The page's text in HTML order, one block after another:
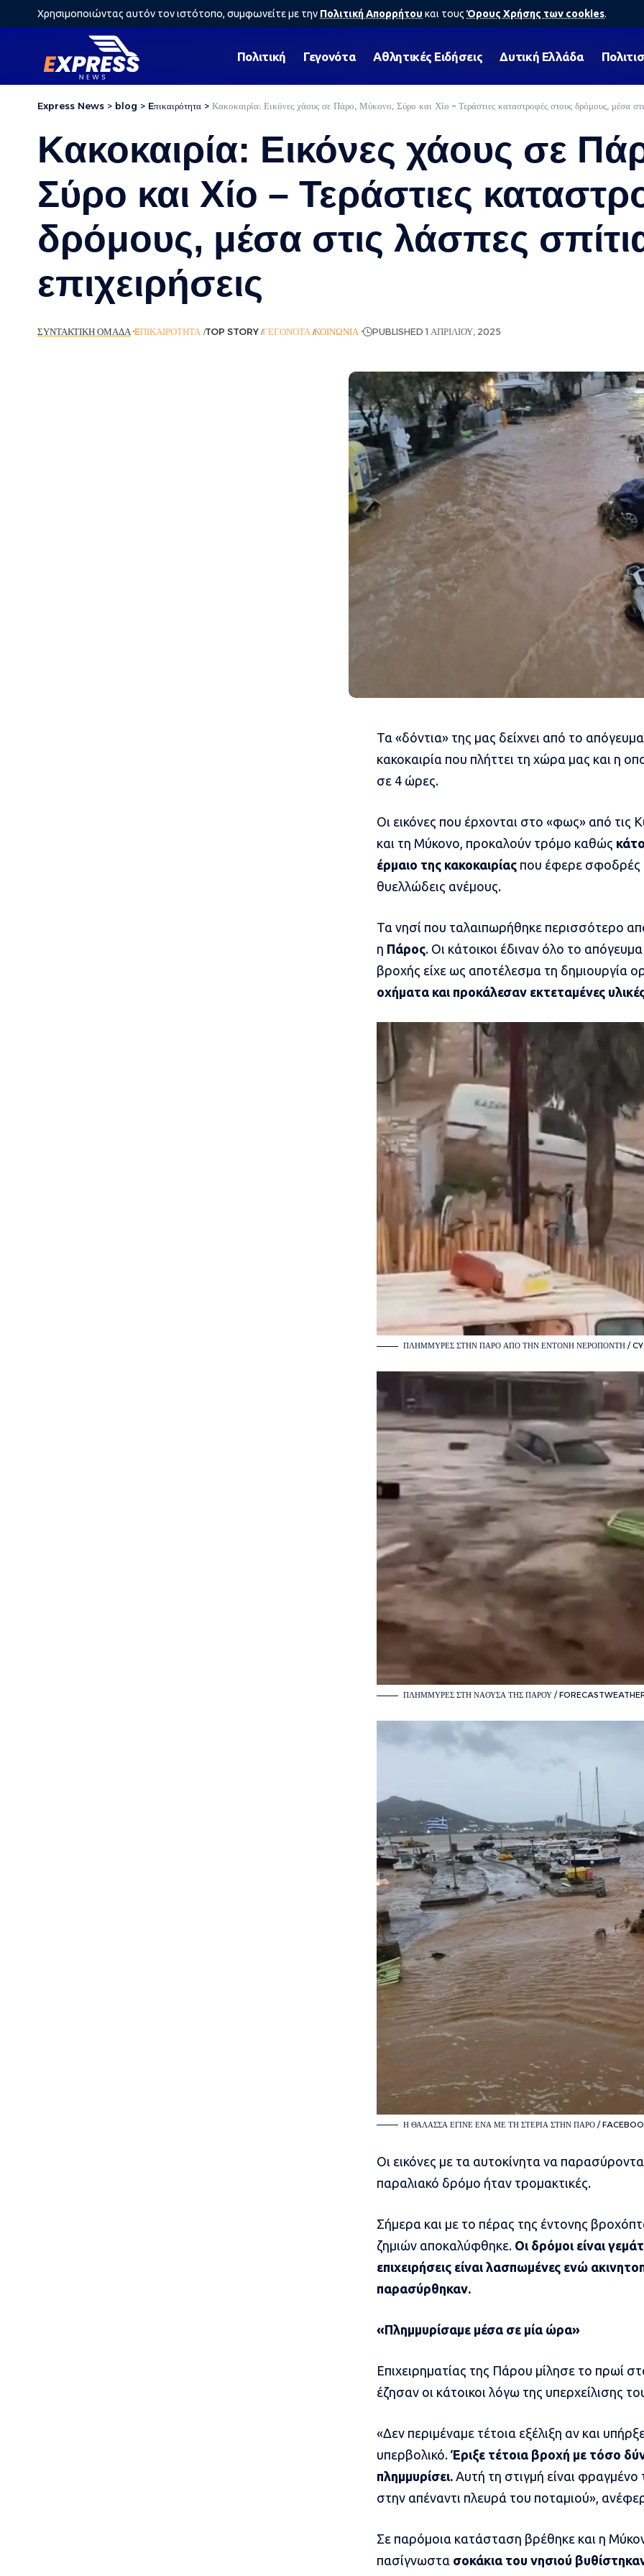
Χρησιμοποιώντας αυτόν τον ιστότοπο, συμφωνείτε με την Πολιτική Απορρήτου και τους Όρους Χρήσης των cookies.
Πολιτική Γεγονότα Αθλητικές Ειδήσεις Δυτική Ελλάδα
Express News > blog > Eπικαιρότητα > Κακοκαιρία: Εικόνες χάους σε Πάρο, Μύκονο, Σύρο και Χίο – Τεράστιες καταστροφές στους δρόμους, μέσα
Κακοκαιρία: Εικόνες χάους σε
Σύρο και Χίο – Τεράστιες
δρόμους, μέσα στις λάσπες
επιχειρήσεις
ΣΥΝΤΑΚΤΙΚΉ ΟΜΆΔΑ EΠΙΚΑΙΡΌΤΗΤΑ TOP STORY ΓΕΓΟΝΌΤΑ ΚΟΙΝΩΝΊΑ PUBLISHED 1 ΑΠΡΙΛΊΟΥ, 2025
Τα «δόντια» της μας δείχνει από το
κακοκαιρία που πλήττει τη χώρα μας και η
σε 4 ώρες.
Οι εικόνες που έρχονται στο «φως» από τις
και τη Μύκονο, προκαλούν τρόμο καθώς
έρμαιο της κακοκαιρίαςπου έφερε σφοδρές
θυελλώδεις ανέμους.
Τα νησί που ταλαιπωρήθηκε περισσότερο
η Πάρος. Οι κάτοικοι έδιναν όλο το
βροχής είχε ως αποτέλεσμα τη δημιουργία
οχήματα και προκάλεσαν εκτεταμένες υλικές
ΠΛΗΜΜΎΡΕΣ ΣΤΗΝ ΠΆΡΟ ΑΠΌ ΤΗΝ ΈΝΤΟΝΗ ΝΕΡΟΠΟΝΤΉ /
ΠΛΗΜΜΎΡΕΣ ΣΤΗ ΝΆΟΥΣΑ ΤΗΣ ΠΆΡΟΥ /
Η ΘΆΛΑΣΣΑ ΈΓΙΝΕ ΈΝΑ ΜΕ ΤΗ ΣΤΕΡΙΆ ΣΤΗΝ ΠΆΡΟ /
Οι εικόνες με τα αυτοκίνητα να
παραλιακό δρόμο ήταν τρομακτικές.
Σήμερα και με το πέρας της έντονης
ζημιών αποκαλύφθηκε. Οι δρόμοι είναι
επιχειρήσεις είναι λασπωμένες ενώ
παρασύρθηκαν.
«Πλημμυρίσαμε μέσα σε μία ώρα»
Επιχειρηματίας της Πάρου μίλησε το πρωί
έζησαν οι κάτοικοι λόγω της υπερχείλισης
«Δεν περιμέναμε τέτοια εξέλιξη αν και
υπερβολικό. Έριξε τέτοια βροχή με τόσο
πλημμυρίσει.Αυτή τη στιγμή είναι φραγμένο
στην απέναντι πλευρά του ποταμιού»,
Σε παρόμοια κατάσταση βρέθηκε και η
πασίγνωστα σοκάκια του νησιού